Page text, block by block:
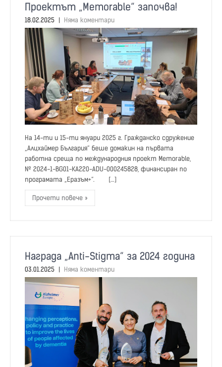
Проектът „Memorable“ започва!
18.02.2025 | Няма коментари
На 14-ти и 15-ти януари 2025 г. Гражданско сдружение
„Алцхаймер България“ беше домакин на първата
работна среща по международния проект Memorable,
№ 2024-1-BG01-KA220-ADU-000245828, финансиран по
програмата „Еразъм+“. […]
Прочети повече »
Награда „Anti-Stigma“ за 2024 година
03.01.2025 Няма коментари